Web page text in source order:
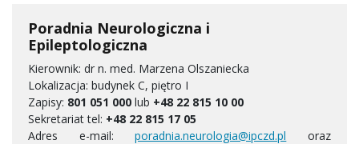
Poradnia Neurologiczna i
Epileptologiczna
Kierownik: dr n. med. Marzena Olszaniecka
Lokalizacja: budynek C, piętro I
Zapisy: 801 051 000 lub +48 22 815 10 00
Sekretariat tel: +48 22 815 17 05
Adres e-mail:poradnia.neurologia@ipczd.pl oraz